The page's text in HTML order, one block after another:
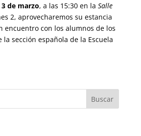
3 de marzo, a las 15:30 en la Salle
2, aprovecharemos su estancia
encuentro con los alumnos de los
la sección española de la Escuela